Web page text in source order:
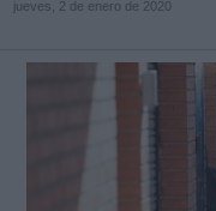
jueves, 2 de enero de 2020